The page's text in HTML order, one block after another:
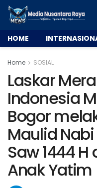
HOME
Home SOSIAL
Laskar
Indonesia
Bogor
Maulid
Saw 1444
Anak Yatim